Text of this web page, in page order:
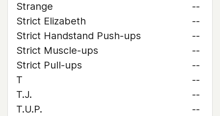
Strange
--
Strict Elizabeth
--
Strict Handstand Push-ups
--
Strict Muscle-ups
--
Strict Pull-ups
--
T
--
T.J.
--
T.U.P.
--